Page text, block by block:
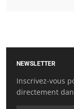
NEWSLETTER
Inscrivez-vous
directement